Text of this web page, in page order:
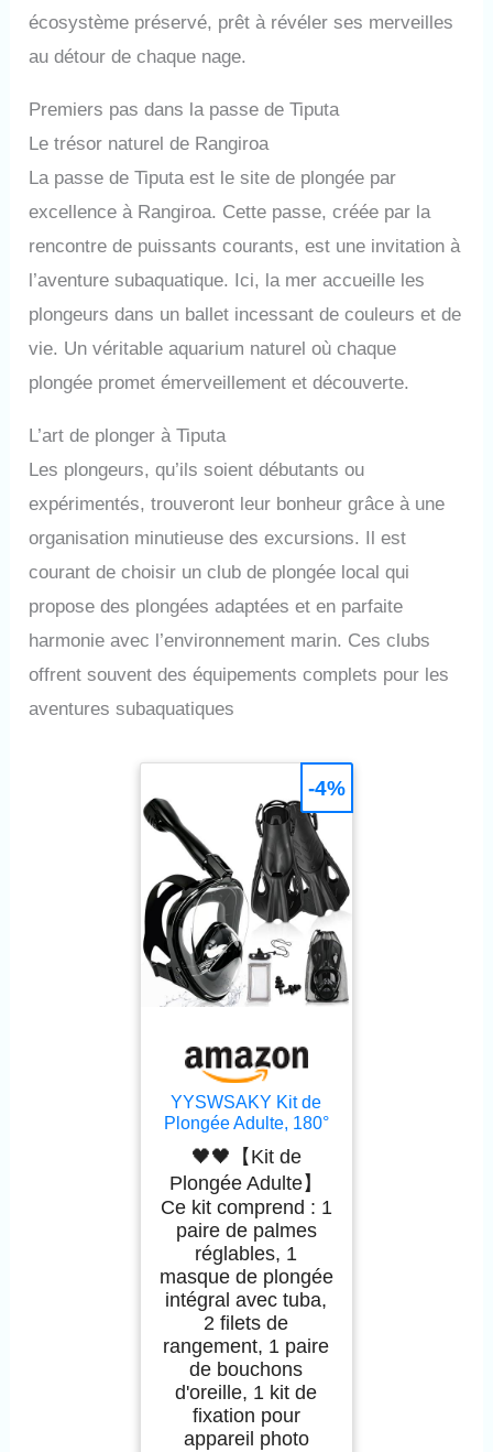
écosystème préservé, prêt à révéler ses merveilles
au détour de chaque nage.
Premiers pas dans la passe de Tiputa
Le trésor naturel de Rangiroa
La passe de Tiputa est le site de plongée par
excellence à Rangiroa. Cette passe, créée par la
rencontre de puissants courants, est une invitation à
l’aventure subaquatique. Ici, la mer accueille les
plongeurs dans un ballet incessant de couleurs et de
vie. Un véritable aquarium naturel où chaque
plongée promet émerveillement et découverte.
L’art de plonger à Tiputa
Les plongeurs, qu’ils soient débutants ou
expérimentés, trouveront leur bonheur grâce à une
organisation minutieuse des excursions. Il est
courant de choisir un club de plongée local qui
propose des plongées adaptées et en parfaite
harmonie avec l’environnement marin. Ces clubs
offrent souvent des équipements complets pour les
aventures subaquatiques
YYSWSAKY Kit de
Plongée Adulte, 180°
Vue Panoramique,
Masque de Plongée
Intégrale, CO2 Sûre,
Anti-Buée, avec
Palmes Plongée
Reglable, Support de
Caméra, Pochette
Étanche pour
Téléphone Portable
(L/XL)
🖤🖤【Kit de
Plongée Adulte】
Ce kit comprend : 1
paire de palmes
réglables, 1
masque de plongée
intégral avec tuba,
2 filets de
rangement, 1 paire
de bouchons
d'oreille, 1 kit de
fixation pour
appareil photo
-4%